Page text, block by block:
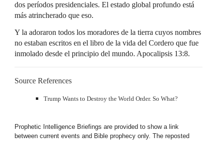
dos períodos presidenciales. El estado global profundo está
más atrincherado que eso.
Y la adoraron todos los moradores de la tierra cuyos nombres
no estaban escritos en el libro de la vida del Cordero que fue
inmolado desde el principio del mundo. Apocalipsis 13:8.
Source References
Trump Wants to Destroy the World Order. So What?
Prophetic Intelligence Briefings are provided to show a link
between current events and Bible prophecy only. The reposted